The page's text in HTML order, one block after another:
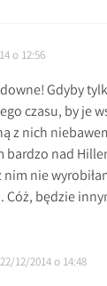
o 12:56
Gdyby
czasu, by je
z nich
bardzo nad
nim nie
Cóż, będzie
22/12/2014 o 14:48